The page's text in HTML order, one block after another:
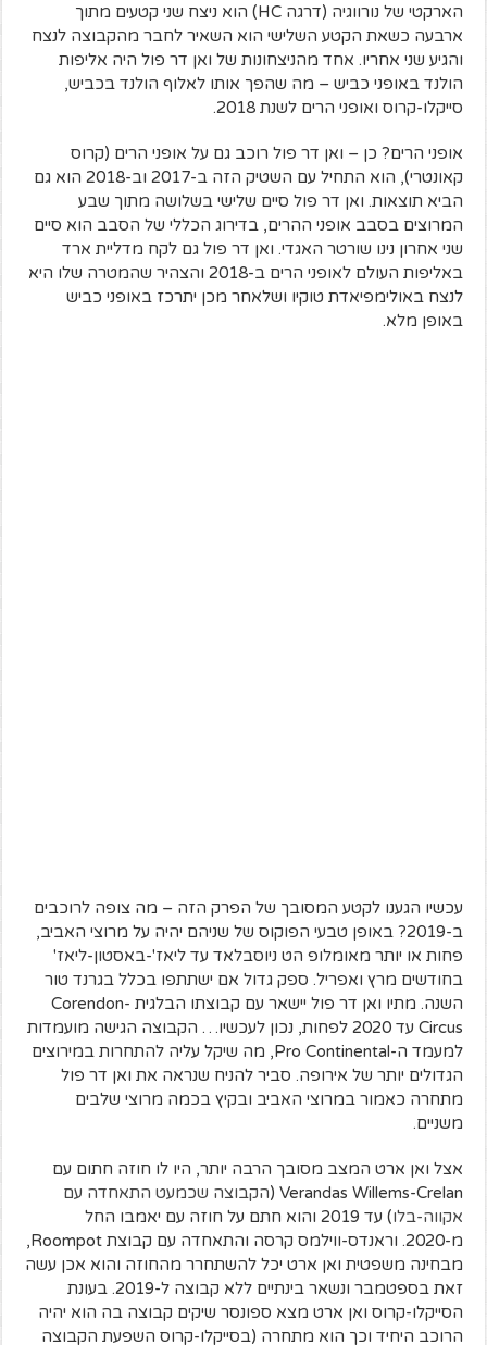
הארקטי של נורווגיה (דרגה HC) הוא ניצח שני קטעים מתוך
ארבעה כשאת הקטע השלישי הוא השאיר לחבר מהקבוצה לנצח
והגיע שני אחריו. אחד מהניצחונות של ואן דר פול היה אליפות
הולנד באופני כביש – מה שהפך אותו לאלוף הולנד בכביש,
סייקלו-קרוס ואופני הרים לשנת 2018.
אופני הרים? כן – ואן דר פול רוכב גם על אופני הרים (קרוס
קאונטרי), הוא התחיל עם השטיק הזה ב-2017 וב-2018 הוא גם
הביא תוצאות. ואן דר פול סיים שלישי בשלושה מתוך שבע
המרוצים בסבב אופני ההרים, בדירוג הכללי של הסבב הוא סיים
שני אחרון נינו שורטר האגדי. ואן דר פול גם לקח מדליית ארד
באליפות העולם לאופני הרים ב-2018 והצהיר שהמטרה שלו היא
לנצח באולימפיאדת טוקיו ושלאחר מכן יתרכז באופני כביש
באופן מלא.
עכשיו הגענו לקטע המסובך של הפרק הזה – מה צופה לרוכבים
ב-2019? באופן טבעי הפוקוס של שניהם יהיה על מרוצי האביב,
פחות או יותר מאומלופ הט ניוסבלאד עד ליאז'-באסטון-ליאז'
בחודשים מרץ ואפריל. ספק גדול אם ישתתפו בכלל בגרנד טור
השנה. מתיו ואן דר פול יישאר עם קבוצתו הבלגית Corendon-
Circus עד 2020 לפחות, נכון לעכשיו… הקבוצה הגישה מועמדות
למעמד ה-Pro Continental, מה שיקל עליה להתחרות במירוצים
הגדולים יותר של אירופה. סביר להניח שנראה את ואן דר פול
מתחרה כאמור במרוצי האביב ובקיץ בכמה מרוצי שלבים
משניים.
אצל ואן ארט המצב מסובך הרבה יותר, היו לו חוזה חתום עם
Verandas Willems-Crelan ( הקבוצה שכמעט התאחדה עם
אקווה-בלו
) עד 2019 והוא חתם על חוזה עם יאמבו החל
מ-2020. וראנדס-ווילמס קרסה והתאחדה עם קבוצת Roompot,
מבחינה משפטית ואן ארט יכל להשתחרר מהחוזה והוא אכן עשה
זאת בספטמבר ונשאר בינתיים ללא קבוצה ל-2019. בעונת
הסייקלו-קרוס ואן ארט מצא ספונסר שיקים קבוצה בה הוא יהיה
הרוכב היחיד וכך הוא מתחרה (בסייקלו-קרוס השפעת הקבוצה